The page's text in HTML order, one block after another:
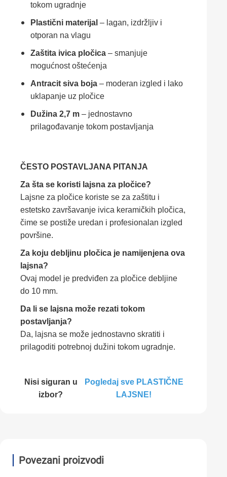
tokom ugradnje
Plastični materijal – lagan, izdržljiv i
otporan na vlagu
Zaštita ivica pločica – smanjuje
mogućnost oštećenja
Antracit siva boja – moderan izgled i lako
uklapanje uz pločice
Dužina 2,7 m – jednostavno
prilagođavanje tokom postavljanja
ČESTO POSTAVLJANA PITANJA
Za šta se koristi lajsna za pločice?
Lajsne za pločice koriste se za zaštitu i
estetsko završavanje ivica keramičkih pločica,
čime se postiže uredan i profesionalan izgled
površine.
Za koju debljinu pločica je namijenjena ova
lajsna?
Ovaj model je predviđen za pločice debljine
do 10 mm.
Da li se lajsna može rezati tokom
postavljanja?
Da, lajsna se može jednostavno skratiti i
prilagoditi potrebnoj dužini tokom ugradnje.
Nisi siguran u
izbor?
Pogledaj sve PLASTIČNE
LAJSNE!
Povezani proizvodi